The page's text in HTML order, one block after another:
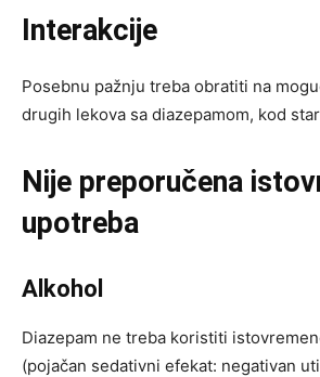
Interakcije
Posebnu pažnju treba obratiti na
drugih lekova sa diazepamom, kod
Nije preporučena
upotreba
Alkohol
Diazepam ne treba koristiti
(pojačan sedativni efekat: negativan